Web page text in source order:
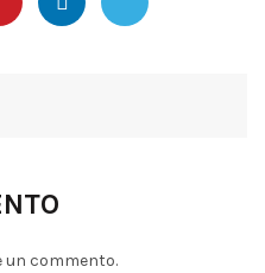
un commento.